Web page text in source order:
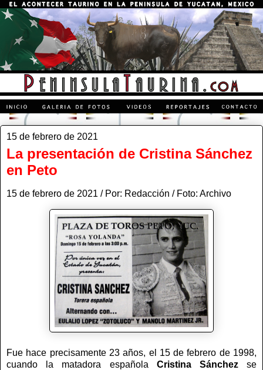
15 de febrero de 2021
La presentación de Cristina Sánchez
en Peto
15 de febrero de 2021 / Por: Redacción / Foto: Archivo
Fue hace precisamente 23 años, el 15 de febrero de 1998,
cuando la matadora española Cristina Sánchezse